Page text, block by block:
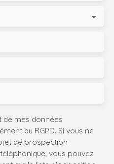
de mes données
au RGPD. Si vous ne
de prospection
vous pouvez